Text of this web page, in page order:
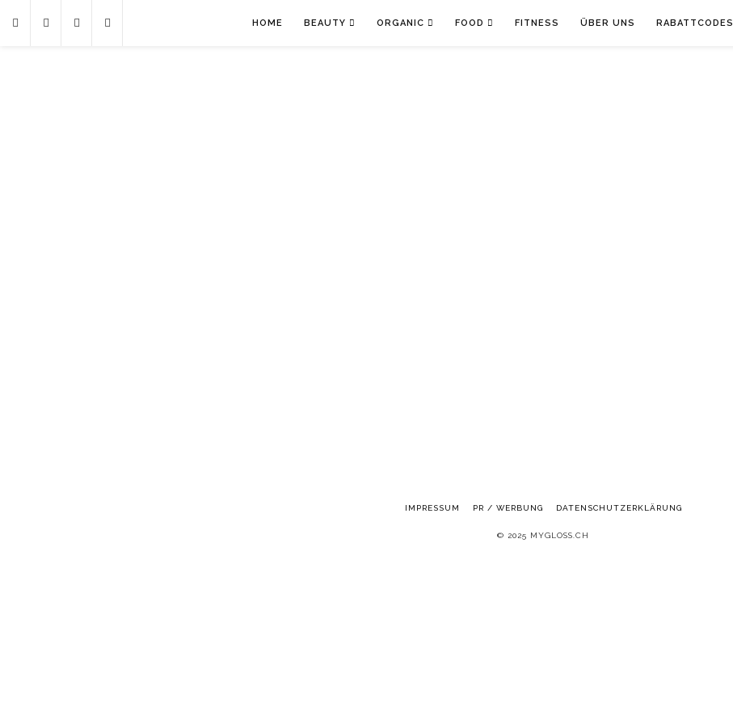
HOME BEAUTY ORGANIC FOOD FITNESS ÜBER UNS RABATTCODES
IMPRESSUM PR / WERBUNG DATENSCHUTZERKLÄRUNG
© 2025 MYGLOSS.CH